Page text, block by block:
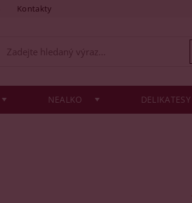
Kontakty
NEALKO DELIKATESY